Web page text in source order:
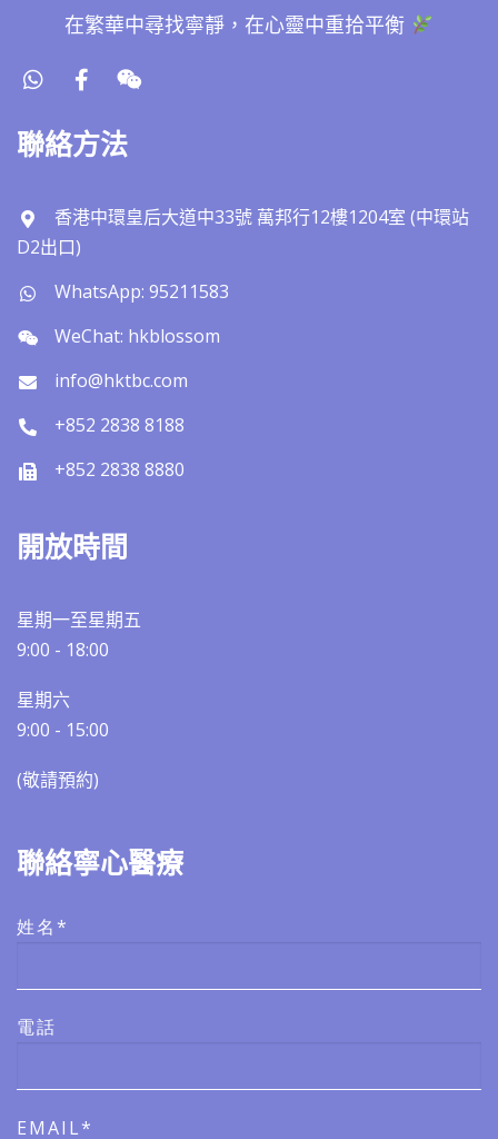
在繁華中尋找寧靜，在心靈中重拾平衡
聯絡方法
香港中環皇后大道中33號 萬邦行12樓1204室 (中環站
D2出口)
WhatsApp: 95211583
WeChat: hkblossom
info@hktbc.com
+852 2838 8188
+852 2838 8880
開放時間
星期一至星期五
9:00 - 18:00
星期六
9:00 - 15:00
(敬請預約)​​
聯絡寧心醫療
姓名*
電話
EMAIL*